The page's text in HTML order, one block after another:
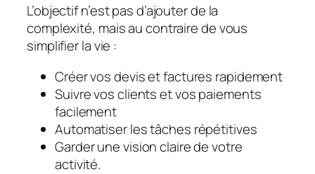
L’objectif n’est pas d’ajouter de la
complexité, mais au contraire de vous
simplifier la vie :
Créer vos devis et factures rapidement
Suivre vos clients et vos paiements
facilement
Automatiser les tâches répétitives
Garder une vision claire de votre
activité.